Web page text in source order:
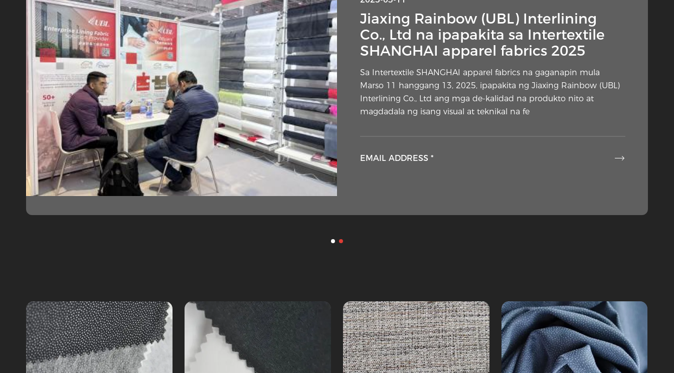
Interlining - Bakit ang nakatagong
layer na ito ay biglang nasa pansin?
Ang isang banayad na elemento ng konstruksiyon ng damit ay
nakakakuha ng panibagong pansin mula sa mga taga-disenyo,
mga sewist sa bahay at mga komentarista sa industriya. Ang
dagdag na layer ng tela na inilalagay laban sa maling bahagi ng
mga panlabas na materyales ha
Jiaxing Rainbow (UBL) Interlining
Co., Ltd na ipapakita sa Intertextile
SHANGHAI apparel fabrics 2025
Sa Intertextile SHANGHAI apparel fabrics na gaganapin mula
Marso 11 hanggang 13, 2025, ipapakita ng Jiaxing Rainbow (UBL)
Interlining Co., Ltd ang mga de-kalidad na produkto nito at
magdadala ng isang visual at teknikal na fe
EMAIL ADDRESS * 